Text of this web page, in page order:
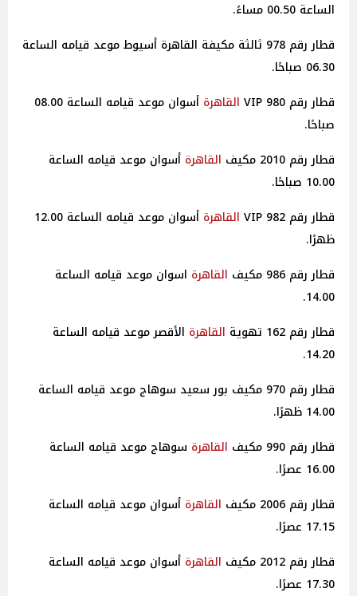
الساعة 00.50 مساءً.
قطار رقم 978 ثالثة مكيفة القاهرة أسيوط موعد قيامه الساعة
06.30 صباحًا.
قطار رقم 980 VIP
القاهرة
أسوان موعد قيامه الساعة 08.00
صباحًا.
قطار رقم 2010 مكيف
القاهرة أسوان موعد قيامه الساعة
10.00 صباحًا.
قطار رقم 982 VIP
القاهرة
أسوان موعد قيامه الساعة 12.00
ظهرًا.
قطار رقم 986 مكيف
القاهرة اسوان موعد قيامه الساعة
14.00.
قطار رقم 162 تهوية
القاهرة الأقصر موعد قيامه الساعة
14.20.
قطار رقم 970 مكيف بور سعيد سوهاج موعد قيامه الساعة
14.00 ظهرًا.
قطار رقم 990 مكيف
القاهرة سوهاج موعد قيامه الساعة
16.00 عصرًا.
قطار رقم 2006 مكيف
القاهرة أسوان موعد قيامه الساعة
17.15 عصرًا.
قطار رقم 2012 مكيف
القاهرة أسوان موعد قيامه الساعة
17.30 عصرًا.